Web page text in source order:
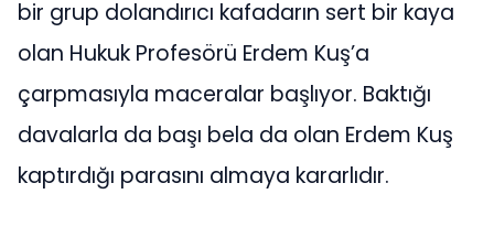
bir grup dolandırıcı kafadarın sert bir kaya
olan Hukuk Profesörü Erdem Kuş’a
çarpmasıyla maceralar başlıyor. Baktığı
davalarla da başı bela da olan Erdem Kuş
kaptırdığı parasını almaya kararlıdır.